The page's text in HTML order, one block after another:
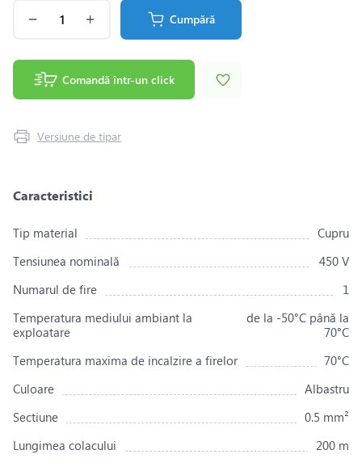
Cumpără
Comandă într-un click
Versiune de tipar
Caracteristici
Tip material
Cupru
Tensiunea nominală
450 V
Numarul de fire
1
Temperatura mediului ambiant la
exploatare
de la -50°С până la
70°С
Temperatura maxima de incalzire a firelor
70°С
Culoare
Albastru
Sectiune
0.5 mm²
Lungimea colacului
200 m